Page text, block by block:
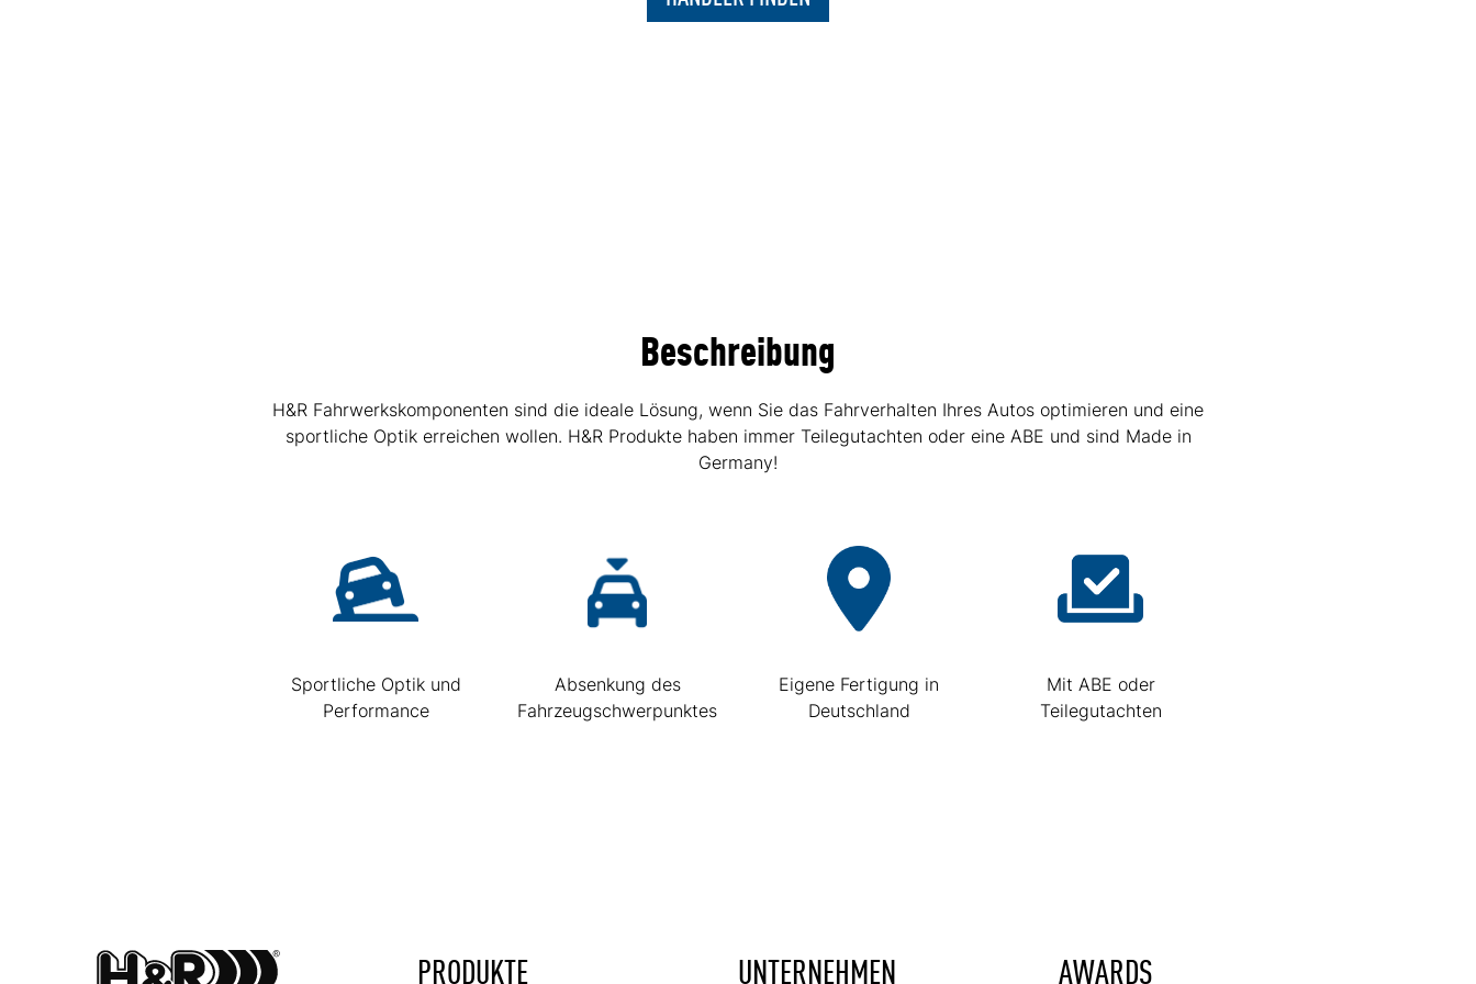
Beschreibung
H&R Fahrwerkskomponenten sind die ideale Lösung, wenn Sie das Fahrverhalten Ihres Autos optimieren und eine
sportliche Optik erreichen wollen. H&R Produkte haben immer Teilegutachten oder eine ABE und sind Made in
Germany!
Sportliche Optik und
Performance
Absenkung des
Fahrzeugschwerpunktes
Eigene Fertigung in
Deutschland
Mit ABE oder
Teilegutachten
PRODUKTE UNTERNEHMEN AWARDS